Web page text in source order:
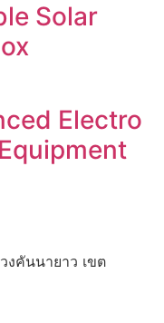
Solar
Electro
งคันนายาว เขต